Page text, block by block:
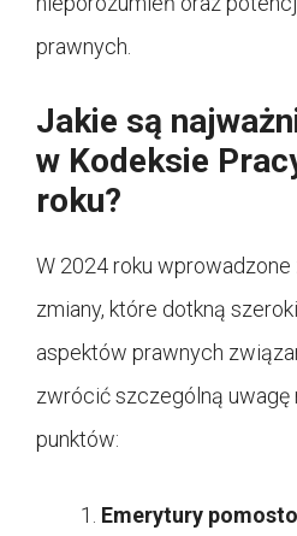
prawnych.
Jakie są
w Kodeksie
roku?
W 2024 roku
zmiany, które dotkną
aspektów prawnych
zwrócić szczególną uwagę
punktów:
Emerytury